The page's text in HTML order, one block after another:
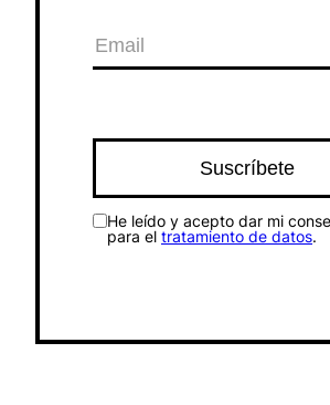
He leído y acepto dar mi
para el tratamiento de datos.